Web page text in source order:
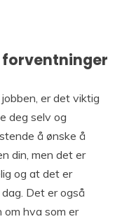
forventninger
er det viktig
deg selv og
å ønske å
din, men det er
og at det er
Det er også
om hva som er